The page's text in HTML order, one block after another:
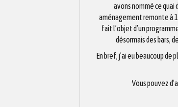
avons nommé ce
aménagement remonte à
fait l’objet d’un
désormais des bars,
En bref, j’ai eu beaucoup
Vous pouvez